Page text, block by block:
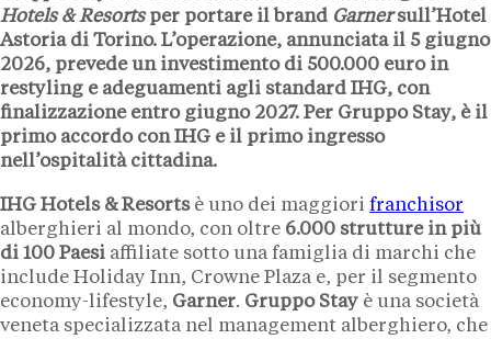
Hotels & Resortsper portare il brand Garnersull’Hotel
Astoria di Torino. L’operazione, annunciata il 5 giugno
2026, prevede un investimento di 500.000 euroin
restyling e adeguamenti agli standard IHG, con
finalizzazione entro giugno 2027. Per Gruppo Stay, è il
primo accordo con IHG e il primo ingresso
nell’ospitalità cittadina.
IHG Hotels & Resortsè uno dei maggiori franchisor
alberghieri al mondo, con oltre 6.000 strutture in più
di 100 Paesi affiliate sotto una famiglia di marchi che
include Holiday Inn, Crowne Plaza e, per il segmento
economy-lifestyle, Garner. Gruppo Stay è una società
veneta specializzata nel management alberghiero, che